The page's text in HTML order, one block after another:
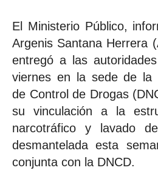
El Ministerio Público,
Argenis Santana Herrera
entregó a las
viernes en la sede de la
de Control de Drogas
su vinculación a la
narcotráfico y lavado
desmantelada esta
conjunta con la DNCD.